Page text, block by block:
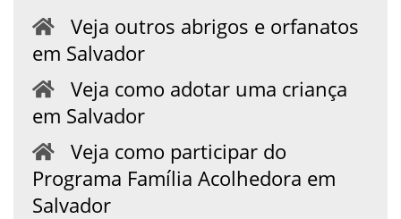
Veja outros abrigos e orfanatos
em Salvador
Veja como adotar uma criança
em Salvador
Veja como participar do
Programa Família Acolhedora em
Salvador